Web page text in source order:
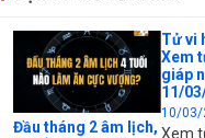
Đầu tháng 2 âm lịch,
Tử vi
Xem
giáp
11/
10/03/
Xem